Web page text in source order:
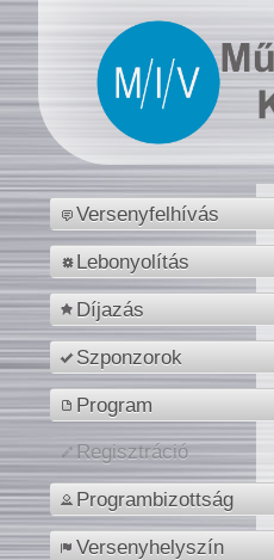
Versenyfelhívás
Lebonyolítás
Díjazás
Szponzorok
Program
Regisztráció
Programbizottság
Versenyhelyszín